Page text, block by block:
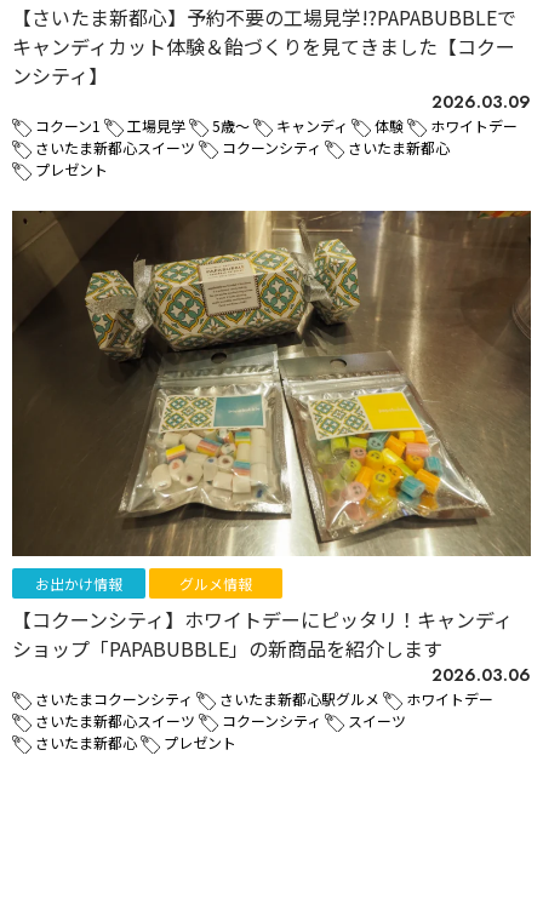
【さいたま新都心】予約不要の工場見学!?PAPABUBBLEで
キャンディカット体験＆飴づくりを見てきました【コクー
ンシティ】
2026.03.09
コクーン1 工場見学 5歳～ キャンディ 体験
ホワイトデー
さいたま新都心スイーツ
コクーンシティ
さいたま新都心
プレゼント
お出かけ情報 グルメ情報
【コクーンシティ】ホワイトデーにピッタリ！キャンディ
ショップ「PAPABUBBLE」の新商品を紹介します
2026.03.06
さいたまコクーンシティ さいたま新都心駅グルメ
ホワイトデー
さいたま新都心スイーツ
コクーンシティ
スイーツ
さいたま新都心
プレゼント